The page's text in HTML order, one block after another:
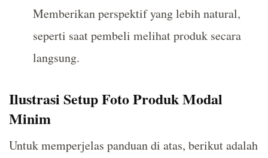
Memberikan perspektif yang lebih natural,
seperti saat pembeli melihat produk secara
langsung.
Ilustrasi Setup Foto Produk Modal
Minim
Untuk memperjelas panduan di atas, berikut adalah